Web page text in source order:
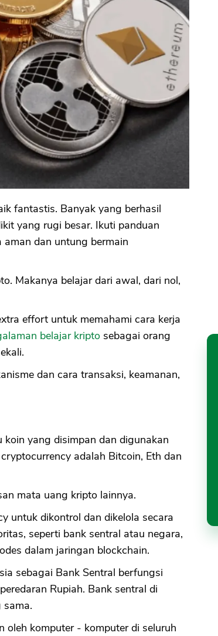
fantastis. Banyak yang berhasil
yang rugi besar. Ikuti panduan
dan untung bermain
Makanya belajar dari awal, dari nol,
effort untuk memahami cara kerja
belajar kripto sebagai orang
dan cara transaksi, keamanan,
yang disimpan dan digunakan
adalah Bitcoin, Eth dan
mata uang kripto lainnya.
untuk dikontrol dan dikelola secara
seperti bank sentral atau negara,
dalam jaringan blockchain.
sebagai Bank Sentral berfungsi
Rupiah. Bank sentral di
oleh komputer - komputer di seluruh